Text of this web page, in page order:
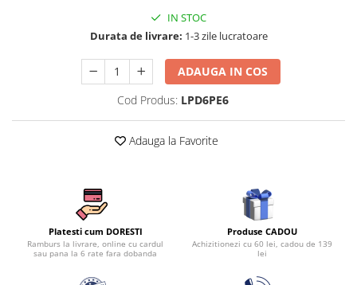
IN STOC
Durata de livrare: 1-3 zile lucratoare
ADAUGA IN COS
Cod Produs: LPD6PE6
Adauga la Favorite
Platesti cum DORESTI
Ramburs la livrare, online cu cardul
sau pana la 6 rate fara dobanda
Produse CADOU
Achizitionezi cu 60 lei, cadou de 139
lei